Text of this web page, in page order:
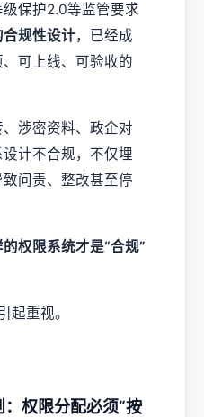
保护2.0等监管要求
规性设计，已经成
可上线、可验收的
涉密资料、政企对
计不合规，不仅埋
问责、整改甚至停
权限系统才是“合规”
起重视。
权限分配必须“按